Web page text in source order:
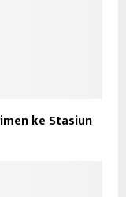
ke Stasiun